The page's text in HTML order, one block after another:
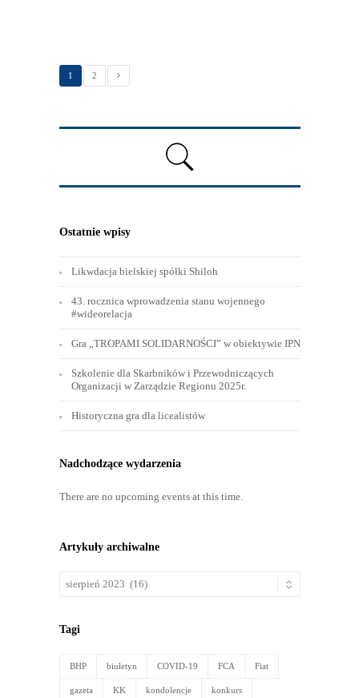
1 2
Ostatnie wpisy
Likwdacja bielskiej spółki Shiloh
43. rocznica wprowadzenia stanu wojennego
#wideorelacja
Gra „TROPAMI SOLIDARNOŚCI” w obiektywie IPN
Szkolenie dla Skarbników i Przewodniczących
Organizacji w Zarządzie Regionu 2025r.
Historyczna gra dla licealistów
Nadchodzące wydarzenia
There are no upcoming events at this time.
Artykuły archiwalne
Artykuły
Tagi
BHP biuletyn COVID-19 FCA Fiat
gazeta KK kondolencje konkurs